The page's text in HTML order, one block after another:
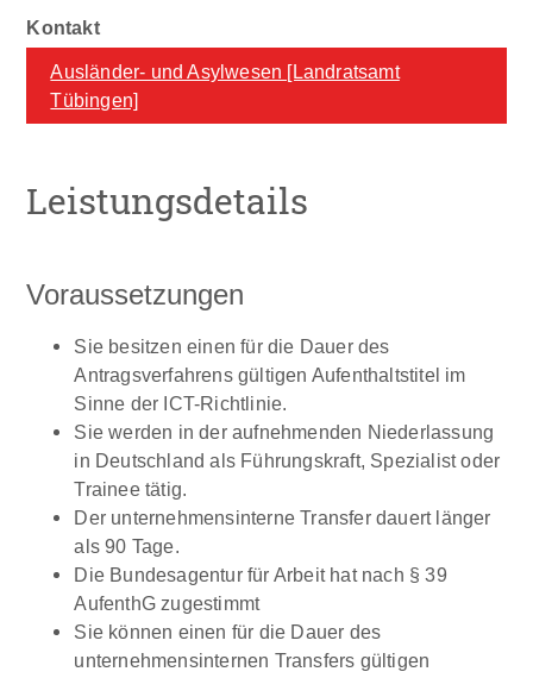
Ausländer- und Asylwesen [Landratsamt
Tübingen]
Leistungsdetails
Voraussetzungen
Sie besitzen einen für die Dauer des
Antragsverfahrens gültigen Aufenthaltstitel im
Sinne der ICT-Richtlinie.
Sie werden in der aufnehmenden Niederlassung
in Deutschland als Führungskraft, Spezialist oder
Trainee tätig.
Der unternehmensinterne Transfer dauert länger
als 90 Tage.
Die Bundesagentur für Arbeit hat nach § 39
AufenthG zugestimmt
Sie können einen für die Dauer des
unternehmensinternen Transfers gültigen